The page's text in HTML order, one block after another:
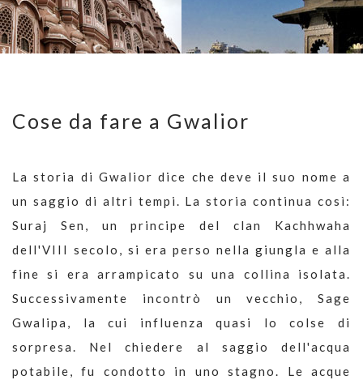
Cose da fare a Gwalior
La storia di Gwalior dice che deve il suo nome a
un saggio di altri tempi. La storia continua così:
Suraj Sen, un principe del clan Kachhwaha
dell'VIII secolo, si era perso nella giungla e alla
fine si era arrampicato su una collina isolata.
Successivamente incontrò un vecchio, Sage
Gwalipa, la cui influenza quasi lo colse di
sorpresa. Nel chiedere al saggio dell'acqua
potabile, fu condotto in uno stagno. Le acque